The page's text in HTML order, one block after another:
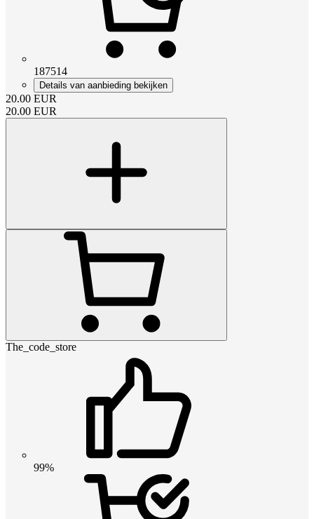
187514
Details van aanbieding bekijken
20.00 EUR
20.00 EUR
The_code_store
99%